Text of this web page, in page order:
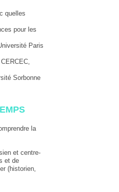
quelles
pour les
Paris
Sorbonne
la
et centre-
et de
(historien,